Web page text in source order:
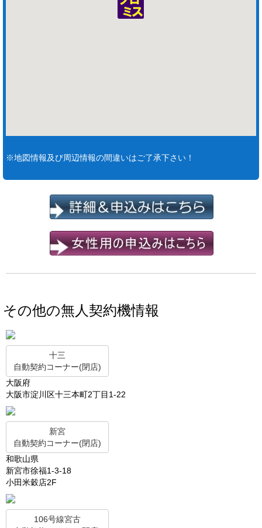
※地図情報及び周辺情報の間違いはご了承下さい！
その他の無人契約機情報
十三
自動契約コーナー(閉店)
大阪府
大阪市淀川区十三本町2丁目1-22
新宮
自動契約コーナー(閉店)
和歌山県
新宮市徐福1-3-18
小田米穀店2F
106号線宮古